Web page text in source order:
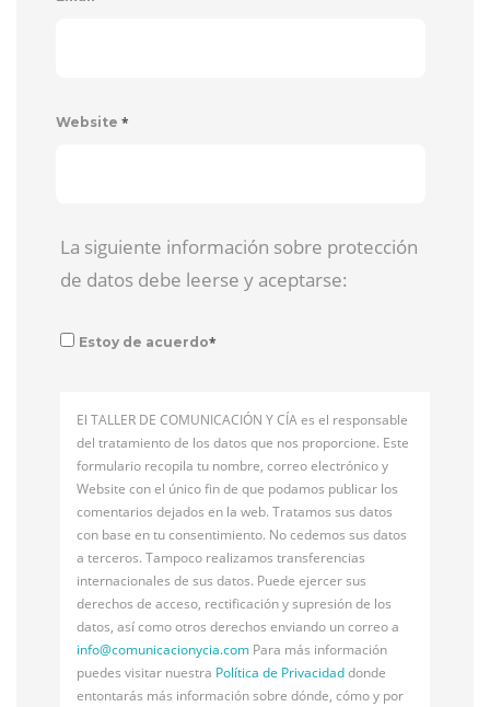
Website *
La siguiente información sobre protección
de datos debe leerse y aceptarse:
Estoy de acuerdo*
El TALLER DE COMUNICACIÓN Y CÍA es el responsable
del tratamiento de los datos que nos proporcione. Este
formulario recopila tu nombre, correo electrónico y
Website con el único fin de que podamos publicar los
comentarios dejados en la web. Tratamos sus datos
con base en tu consentimiento. No cedemos sus datos
a terceros. Tampoco realizamos transferencias
internacionales de sus datos. Puede ejercer sus
derechos de acceso, rectificación y supresión de los
datos, así como otros derechos enviando un correo a
info@comunicacionycia.com Para más información
puedes visitar nuestra Política de Privacidaddonde
entontarás más información sobre dónde, cómo y por